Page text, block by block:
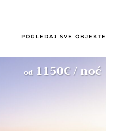
POGLEDAJ SVE OBJEKTE
od 1150€/ noć